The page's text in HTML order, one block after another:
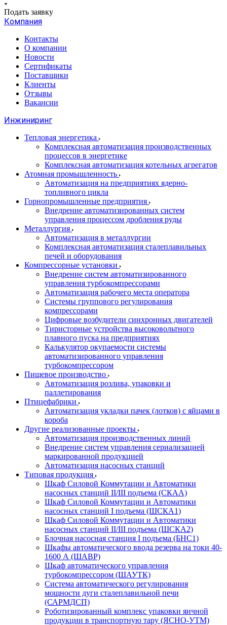
Подать заявку
Компания
Контакты
О компании
Новости
Сертификаты
Поставщики
Клиенты
Отзывы
Вакансии
Инжиниринг
Тепловая энергетика
Комплексная автоматизация производственных
процессов в энергетике
Комплексная автоматизация котельных агрегатов
Атомная промышленность
Автоматизация на предприятиях ядерно-
топливного цикла
Горнопромышленные предприятия
Внедрение автоматизированных систем
управления процессом дробления руды
Металлургия
Автоматизация в металлургии
Комплексная автоматизация сталеплавильных
печей и оборудования
Компрессорные установки
Внедрение систем автоматизированного
управления турбокомпрессорами
Автоматизация рабочего места оператора
Системы группового регулирования
компрессорами
Цифровые возбудители синхронных двигателей
Тиристорные устройства высоковольтного
плавного пуска на предприятиях
Калькулятор окупаемости системы
автоматизированного управления
турбокомпрессором
Пищевое производство
Автоматизация розлива, упаковки и
паллетирования
Птицефабрики
Автоматизация укладки пачек (лотков) с яйцами в
короба
Другие реализованные проекты
Автоматизация производственных линий
Внедрение систем управления сериализацией
маркированной продукцией
Автоматизация насосных станций
Типовая продукция
Шкаф Силовой Коммутации и Автоматики
насосных станций II/III подъема (СКАА)
Шкаф Силовой Коммутации и Автоматики
насосных станций I подъема (ШСКА1)
Шкаф Силовой Коммутации и Автоматики
насосных станций II/III подъема (ШСКА2)
Блочная насосная станция I подъема (БНС1)
Шкафы автоматического ввода резерва на токи 40-
1600 А (ШАВР)
Шкаф автоматического управления
турбокомпрессором (ШАУТК)
Система автоматического регулирования
мощности дуги сталеплавильной печи
(САРМДСП)
Роботизированный комплекс упаковки яичной
продукции в транспортную тару (ЯСНО-УТМ)